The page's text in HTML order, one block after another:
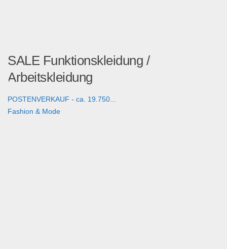
SALE Funktionskleidung /
Arbeitskleidung
POSTENVERKAUF - ca. 19.750...
Fashion & Mode